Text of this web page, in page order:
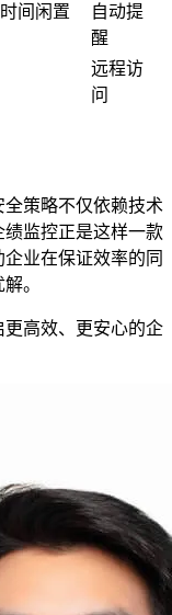
间闲置
自动提
醒
远程访
问
全策略不仅依赖技术
监控正是这样一款
业在保证效率的同
。
更高效、更安心的企